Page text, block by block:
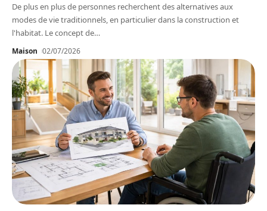
De plus en plus de personnes recherchent des alternatives aux
modes de vie traditionnels, en particulier dans la construction et
l'habitat. Le concept de…
Maison 02/07/2026